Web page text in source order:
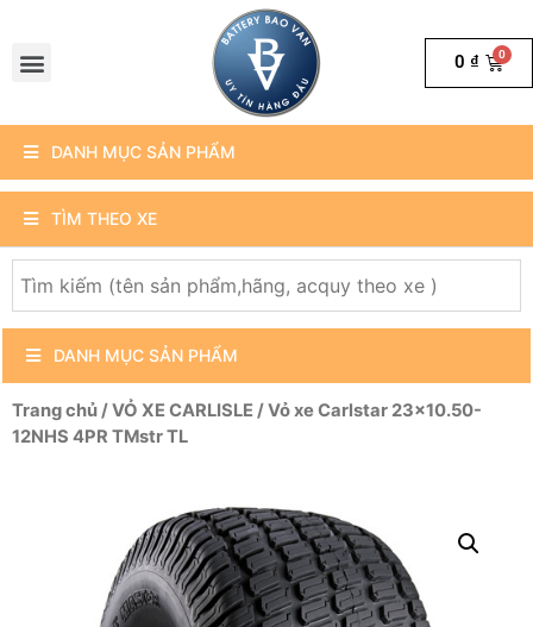
0 ₫
DANH MỤC SẢN PHẨM
TÌM THEO XE
DANH MỤC SẢN PHẨM
Trang chủ/VỎ XE CARLISLE / Vỏ xe Carlstar 23×10.50-
12NHS 4PR TMstr TL